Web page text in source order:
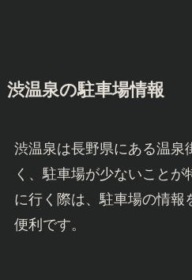
渋温泉の駐車場情報
渋温泉は長野県にある温泉
く、駐車場が少ないこと
に行く際は、駐車場の情報
便利です。